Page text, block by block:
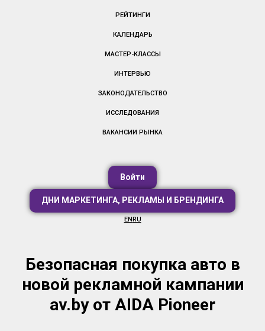
РЕЙТИНГИ
КАЛЕНДАРЬ
МАСТЕР-КЛАССЫ
ИНТЕРВЬЮ
ЗАКОНОДАТЕЛЬСТВО
ИССЛЕДОВАНИЯ
ВАКАНСИИ РЫНКА
Войти
ДНИ МАРКЕТИНГА, РЕКЛАМЫ И БРЕНДИНГА
ENRU
Безопасная покупка авто в
новой рекламной кампании
av.by от AIDA Pioneer